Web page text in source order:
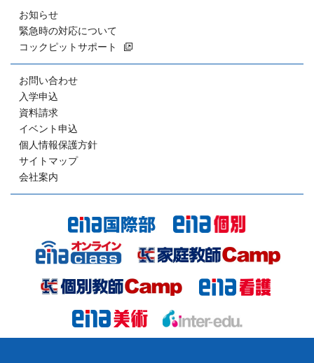
お知らせ
緊急時の対応について
コックピットサポート
お問い合わせ
入学申込
資料請求
イベント申込
個人情報保護方針
サイトマップ
会社案内